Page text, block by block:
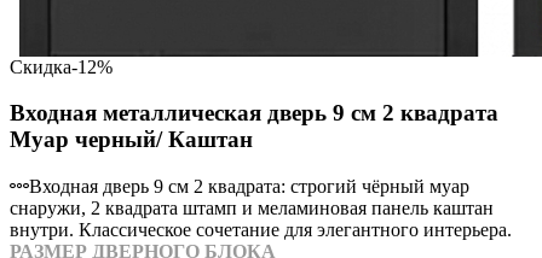
Скидка-12%
Входная металлическая дверь 9 см 2 квадрата
Муар черный/ Каштан
Входная дверь 9 см 2 квадрата: строгий чёрный муар
снаружи, 2 квадрата штамп и меламиновая панель каштан
внутри. Классическое сочетание для элегантного интерьера.
РАЗМЕР ДВЕРНОГО БЛОКА